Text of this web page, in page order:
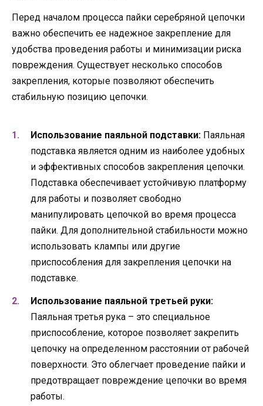
Перед началом процесса пайки серебряной цепочки
важно обеспечить ее надежное закрепление для
удобства проведения работы и минимизации риска
повреждения. Существует несколько способов
закрепления, которые позволяют обеспечить
стабильную позицию цепочки.
Использование паяльной подставки: Паяльная
подставка является одним из наиболее удобных
и эффективных способов закрепления цепочки.
Подставка обеспечивает устойчивую платформу
для работы и позволяет свободно
манипулировать цепочкой во время процесса
пайки. Для дополнительной стабильности можно
использовать клампы или другие
приспособления для закрепления цепочки на
подставке.
Использование паяльной третьей руки:
Паяльная третья рука – это специальное
приспособление, которое позволяет закрепить
цепочку на определенном расстоянии от рабочей
поверхности. Это облегчает проведение пайки и
предотвращает повреждение цепочки во время
работы.